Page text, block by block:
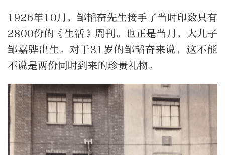
1926年10月，邹韬奋先生接手了当时印数只有
2800份的《生活》周刊。也正是当月，大儿子
邹嘉骅出生。对于31岁的邹韬奋来说，这不能
不说是两份同时到来的珍贵礼物。